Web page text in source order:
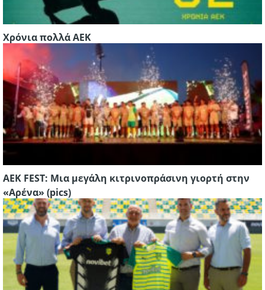
Χρόνια πολλά ΑΕΚ
AEK FEST: Μια μεγάλη κιτρινοπράσινη γιορτή στην
«Αρένα» (pics)